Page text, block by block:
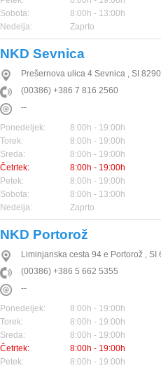
Sobota:
8:00h - 13:00h
Nedelja:
Zaprto
NKD Sevnica
Prešernova ulica 4 Sevnica , SI 8290
(00386) +386 7 816 2560
--
Ponedeljek:
8:00h - 19:00h
Torek:
8:00h - 19:00h
Sreda:
8:00h - 19:00h
Četrtek:
8:00h - 19:00h
Petek:
8:00h - 19:00h
Sobota:
8:00h - 13:00h
Nedelja:
Zaprto
NKD Portorož
Liminjanska cesta 94 e Portorož , SI
(00386) +386 5 662 5355
--
Ponedeljek:
8:00h - 19:00h
Torek:
8:00h - 19:00h
Sreda:
8:00h - 19:00h
Četrtek:
8:00h - 19:00h
Petek:
8:00h - 19:00h